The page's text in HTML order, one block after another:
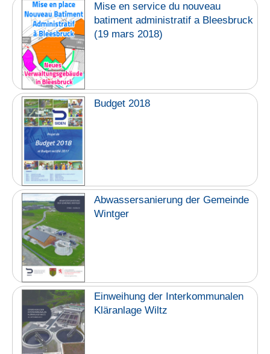
Mise en service du nouveau
batiment administratif a Bleesbruck
(19 mars 2018)
Budget 2018
Abwassersanierung der Gemeinde
Wintger
Einweihung der Interkommunalen
Kläranlage Wiltz